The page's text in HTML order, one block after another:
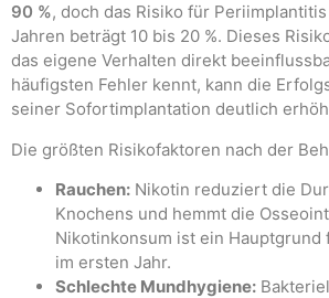
90 %, doch das Risiko für
Jahren beträgt 10 bis 20 %. Dieses
das eigene Verhalten direkt
häufigsten Fehler kennt, kann die
seiner Sofortimplantation deutlich
Die größten Risikofaktoren nach der
Rauchen: Nikotin reduziert die
Knochens und hemmt die
Nikotinkonsum ist ein Hauptgrund
im ersten Jahr.
Schlechte Mundhygiene: